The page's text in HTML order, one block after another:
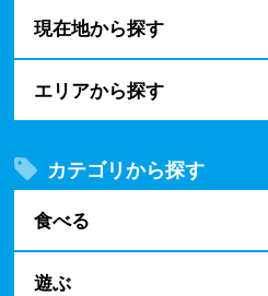
現在地から探す
エリアから探す
カテゴリから探す
食べる
遊ぶ